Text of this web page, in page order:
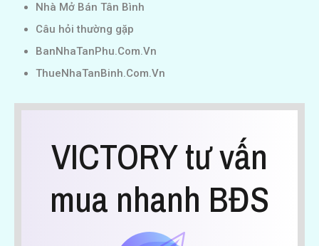
Nhà Mở Bán Tân Bình
Câu hỏi thường gặp
BanNhaTanPhu.Com.Vn
ThueNhaTanBinh.Com.Vn
VICTORY tư vấn
mua nhanh BĐS